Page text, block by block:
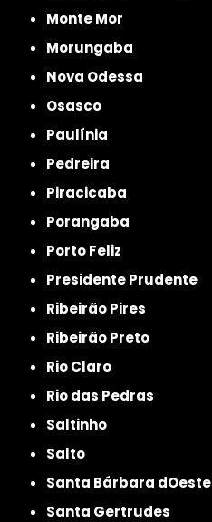
Monte Mor
Morungaba
Nova Odessa
Osasco
Paulínia
Pedreira
Piracicaba
Porangaba
Porto Feliz
Presidente Prudente
Ribeirão Pires
Ribeirão Preto
Rio Claro
Rio das Pedras
Saltinho
Salto
Santa Bárbara dOeste
Santa Gertrudes